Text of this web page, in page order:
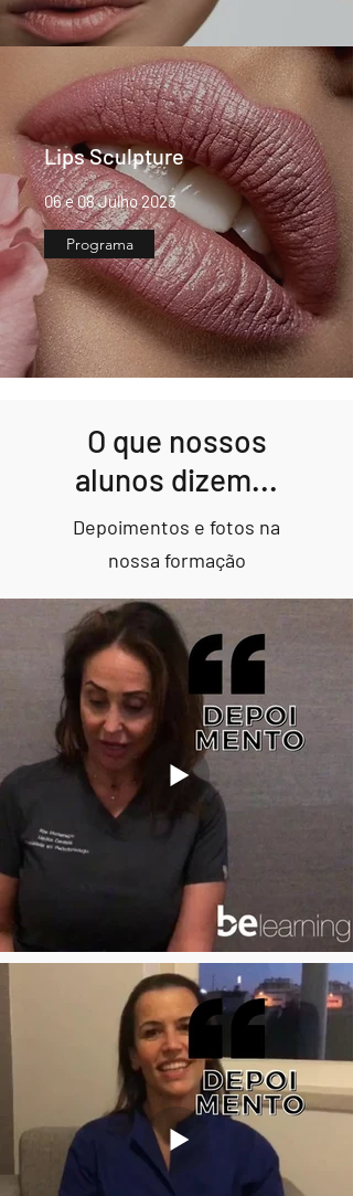
Lips Sculpture
06 e 08 Julho 2023
Programa
O que nossos
alunos dizem...
Depoimentos e fotos na
nossa formação